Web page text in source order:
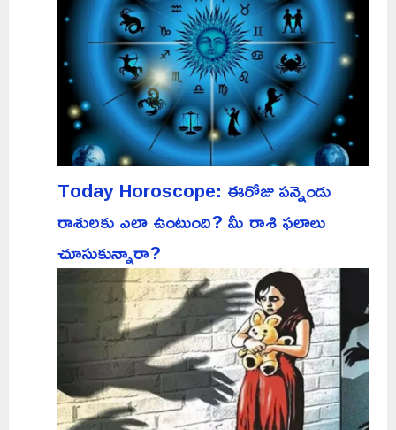
Today Horoscope: ఈరోజు పన్నెండు
రాశులకు ఎలా ఉంటుంది? మీ రాశి ఫలాలు
చూసుకున్నారా?